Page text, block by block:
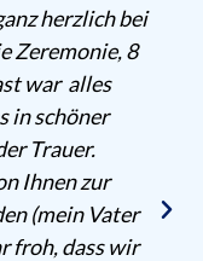
bessere
des Kapitäns
wünschen
Abschied
Dank an